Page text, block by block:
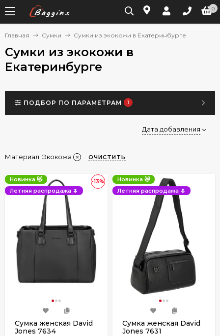
0
Главная Сумки Сумки из экокожи в Екатеринбурге
Сумки из экокожи в
Екатеринбурге
ПОДБОР ПО ПАРАМЕТРАМ 1
Дата добавления
Материал: Экокожа ОЧИСТИТЬ
-13%
Новинка 😻
Летняя распродажа 🌷
Сумка женская David
Jones 7634
Новинка 😻
Летняя распродажа 🌷
Сумка женская David
Jones 7631